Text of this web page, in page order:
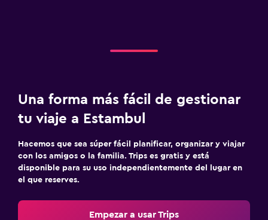
Una forma más fácil de gestionar
tu viaje a Estambul
Hacemos que sea súper fácil planificar, organizar y viajar
con los amigos o la familia. Trips es gratis y está
disponible para su uso independientemente del lugar en
el que reserves.
Empezar a usar Trips